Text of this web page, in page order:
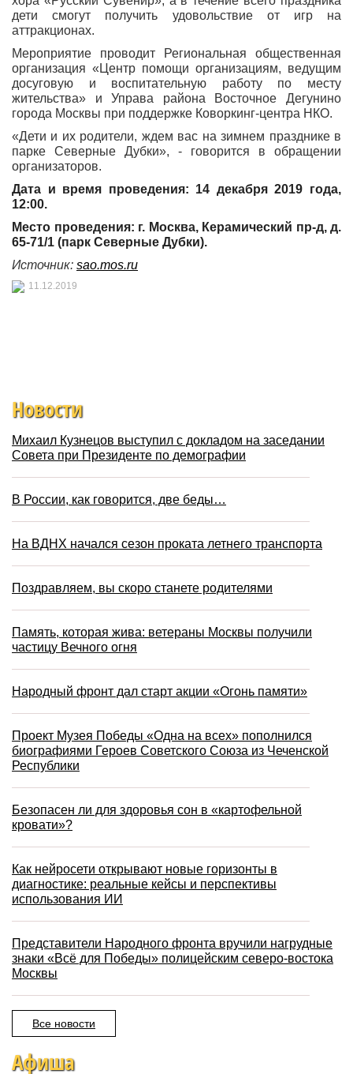
дети смогут получить удовольствие от игр на
аттракционах.
Мероприятие проводит Региональная общественная
организация «Центр помощи организациям, ведущим
досуговую и воспитательную работу по месту
жительства» и Управа района Восточное Дегунино
города Москвы при поддержке Коворкинг-центра НКО.
«Дети и их родители, ждем вас на зимнем празднике в
парке Северные Дубки», - говорится в обращении
организаторов.
Дата и время проведения: 14 декабря 2019 года,
12:00.
Место проведения: г. Москва, Керамический пр-д, д.
65-71/1 (парк Северные Дубки).
Источник: sao.mos.ru
11.12.2019
Новости
Михаил Кузнецов выступил с докладом на заседании
Совета при Президенте по демографии
В России, как говорится, две беды…
На ВДНХ начался сезон проката летнего транспорта
Поздравляем, вы скоро станете родителями
Память, которая жива: ветераны Москвы получили
частицу Вечного огня
Народный фронт дал старт акции «Огонь памяти»
Проект Музея Победы «Одна на всех» пополнился
биографиями Героев Советского Союза из Чеченской
Республики
Безопасен ли для здоровья сон в «картофельной
кровати»?
Как нейросети открывают новые горизонты в
диагностике: реальные кейсы и перспективы
использования ИИ
Представители Народного фронта вручили нагрудные
знаки «Всё для Победы» полицейским северо-востока
Москвы
Все новости
Афиша